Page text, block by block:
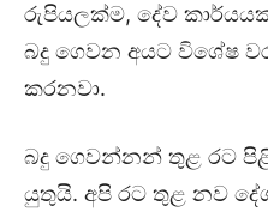
රුපියලක්ම, දේව
බදු ගෙවන අයට විශේෂ
කරනවා.
බදු ගෙවන්නන් තුළ රට
යුතුයි. අපි රට තුළ නව